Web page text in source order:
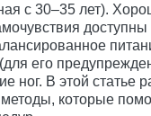
с 30–35 лет).
его
ног. В этой
которые